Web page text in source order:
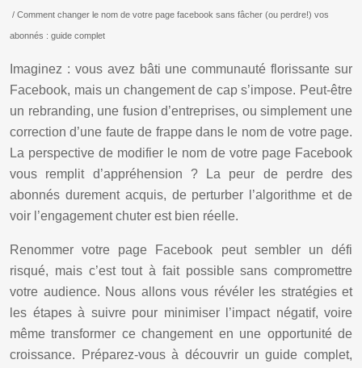
/ Comment changer le nom de votre page facebook sans fâcher (ou perdre!) vos
abonnés : guide complet
Imaginez : vous avez bâti une communauté florissante sur
Facebook, mais un changement de cap s’impose. Peut-être
un rebranding, une fusion d’entreprises, ou simplement une
correction d’une faute de frappe dans le nom de votre page.
La perspective de modifier le nom de votre page Facebook
vous remplit d’appréhension ? La peur de perdre des
abonnés durement acquis, de perturber l’algorithme et de
voir l’engagement chuter est bien réelle.
Renommer votre page Facebook peut sembler un défi
risqué, mais c’est tout à fait possible sans compromettre
votre audience. Nous allons vous révéler les stratégies et
les étapes à suivre pour minimiser l’impact négatif, voire
même transformer ce changement en une opportunité de
croissance. Préparez-vous à découvrir un guide complet,